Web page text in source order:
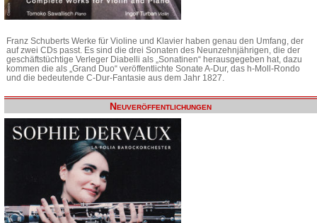
Franz Schuberts Werke für Violine und Klavier haben genau den Umfang, der
auf zwei CDs passt. Es sind die drei Sonaten des Neunzehnjährigen, die der
geschäftstüchtige Verleger Diabelli als „Sonatinen“ herausgegeben hat, dazu
kommen die als „Grand Duo“ veröffentlichte Sonate A-Dur, das h-Moll-Rondo
und die bedeutende C-Dur-Fantasie aus dem Jahr 1827.
Neuveröffentlichungen